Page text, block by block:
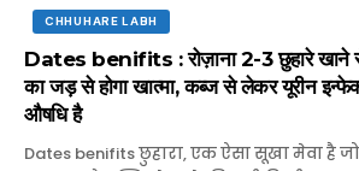
CHHUHARE LABH
Dates benifits : रोज़ाना 2-3 छुहारे खाने से
का जड़ से होगा खात्मा, कब्ज से लेकर यूरीन
औषधि है
Dates benifits छुहारा, एक ऐसा सूखा मेवा है